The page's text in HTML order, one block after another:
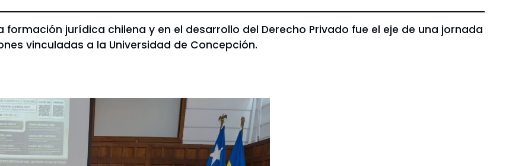
formación jurídica chilena y en el desarrollo del Derecho Privado fue el eje de una jornada
vinculadas a la Universidad de Concepción.